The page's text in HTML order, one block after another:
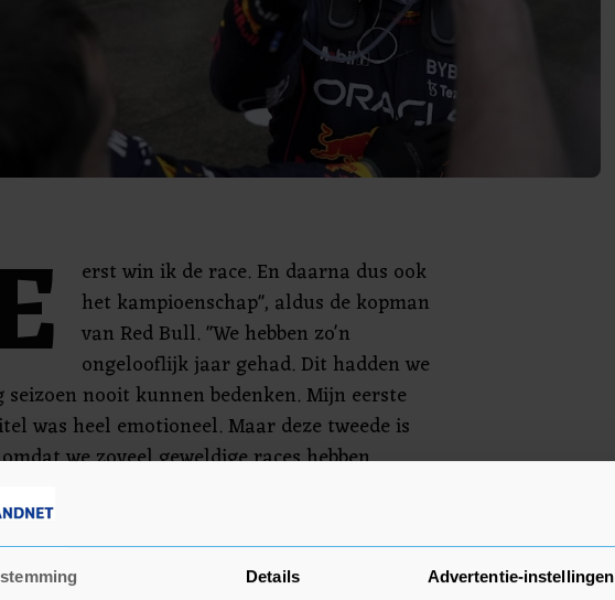
Details Advertentie-instellingen
erst win ik de race. En daarna dus ook
het kampioenschap", aldus de kopman
van Red Bull. "We hebben zo'n
ongelooflijk jaar gehad. Dit hadden we
seizoen nooit kunnen bedenken. Mijn eerste
was heel emotioneel. Maar deze tweede is
we zoveel geweldige races hebben
Dit is een heel speciaal jaar. Zulke jaren heb je
Ik ben iedereen die heeft bijgedragen aan dit
dankbaar. Iedereen werkt zo hard om de auto
maken."